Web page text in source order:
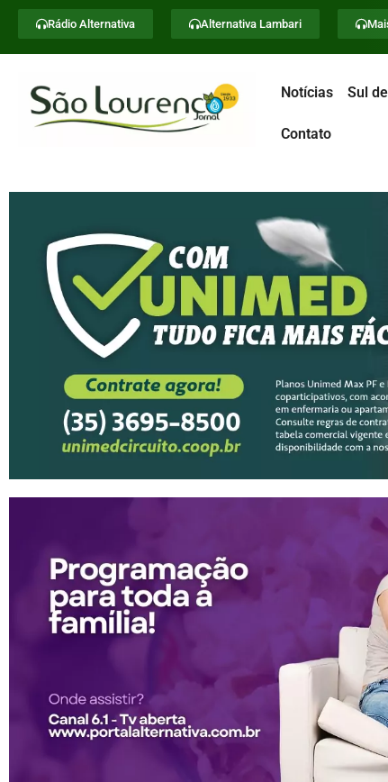
Rádio Alternativa Alternativa Lambari
Notícias Sul
Contato